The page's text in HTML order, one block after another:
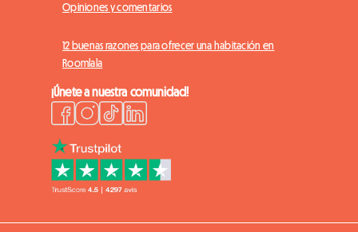
Opiniones y comentarios
12 buenas razones para ofrecer una habitación en
Roomlala
¡Únete a nuestra comunidad!